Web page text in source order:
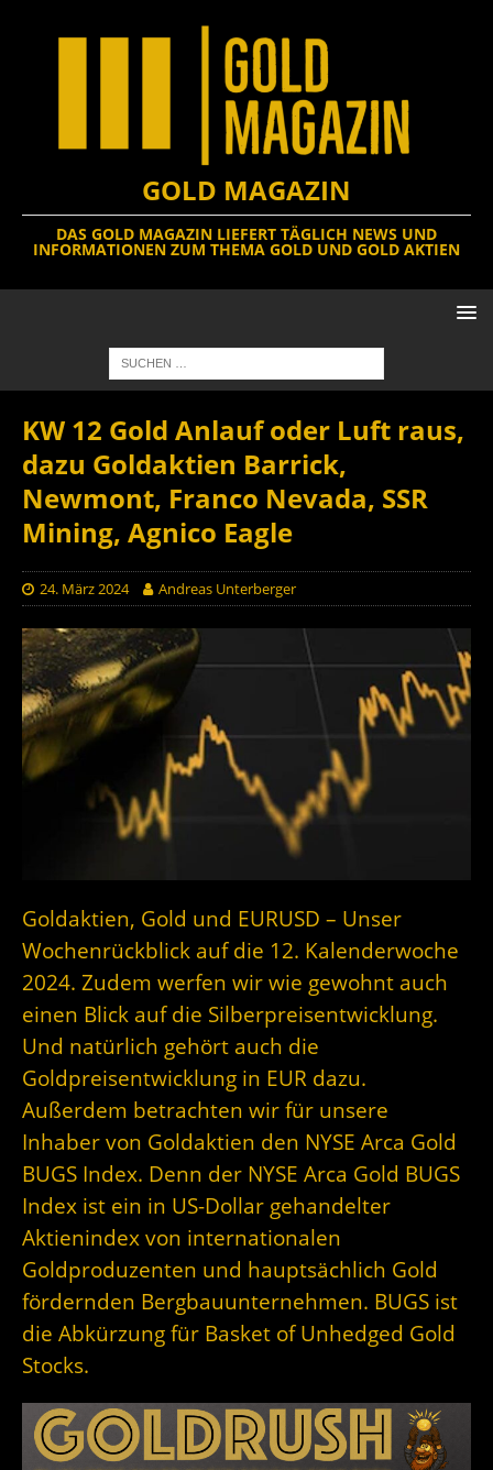
GOLD MAGAZIN
DAS GOLD MAGAZIN LIEFERT TÄGLICH NEWS UND
INFORMATIONEN ZUM THEMA GOLD UND GOLD AKTIEN
KW 12 Gold Anlauf oder Luft raus,
dazu Goldaktien Barrick,
Newmont, Franco Nevada, SSR
Mining, Agnico Eagle
24. März 2024 Andreas Unterberger
Goldaktien, Gold und EURUSD – Unser
Wochenrückblick auf die 12. Kalenderwoche
2024. Zudem werfen wir wie gewohnt auch
einen Blick auf die Silberpreisentwicklung.
Und natürlich gehört auch die
Goldpreisentwicklung in EUR dazu.
Außerdem betrachten wir für unsere
Inhaber von Goldaktien den NYSE Arca Gold
BUGS Index. Denn der NYSE Arca Gold BUGS
Index ist ein in US-Dollar gehandelter
Aktienindex von internationalen
Goldproduzenten und hauptsächlich Gold
fördernden Bergbauunternehmen. BUGS ist
die Abkürzung für Basket of Unhedged Gold
Stocks.